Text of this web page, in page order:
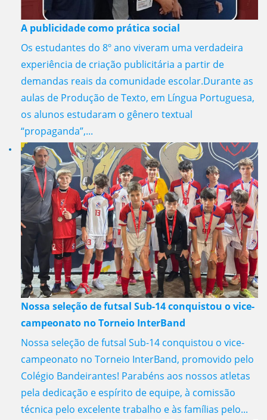
A publicidade como prática social
Os estudantes do 8º ano viveram uma verdadeira
experiência de criação publicitária a partir de
demandas reais da comunidade escolar.Durante as
aulas de Produção de Texto, em Língua Portuguesa,
os alunos estudaram o gênero textual
“propaganda”,...
Nossa seleção de futsal Sub-14 conquistou o vice-
campeonato no Torneio InterBand
Nossa seleção de futsal Sub-14 conquistou o vice-
campeonato no Torneio InterBand, promovido pelo
Colégio Bandeirantes! Parabéns aos nossos atletas
pela dedicação e espírito de equipe, à comissão
técnica pelo excelente trabalho e às famílias pelo...